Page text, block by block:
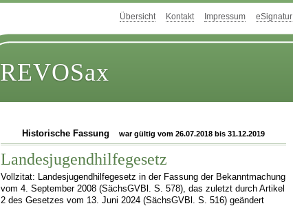
Übersicht Kontakt Impressum eSignatur
REVOSax
Historische Fassung war gültig vom 26.07.2018 bis 31.12.2019
Landesjugendhilfegesetz
Vollzitat: Landesjugendhilfegesetz in der Fassung der Bekanntmachung
vom 4. September 2008 (SächsGVBl. S. 578), das zuletzt durch Artikel
2 des Gesetzes vom 13. Juni 2024 (SächsGVBl. S. 516) geändert